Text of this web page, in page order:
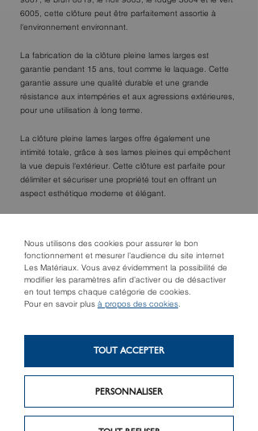
Nous utilisons des cookies pour assurer le bon
fonctionnement et mesurer l’audience du site internet
Les Matériaux. Vous avez évidemment la possibilité de
modifier les paramètres afin d’activer ou de désactiver
en tout temps chaque catégorie de cookies.
Pour en savoir plus à propos des cookies.
PERSONNALISER
TOUT ACCEPTER
6005, cette clôture peut être parfaitement assortie à
l'environnement environnant.
La fabrication de la clôture pleine lames larges est
garantie pendant 15 ans, tout comme le laquage. Cette
garantie assure une qualité durable et une grande
résistance aux intempéries et aux agressions extérieures,
pour une utilisation à long terme.
La clôture pleine lames larges offre également une
intimité totale, grâce à ses lames pleines qui empêchent
la vue depuis l'extérieur. Cette clôture est parfaite pour
délimiter et sécuriser une propriété tout en offrant un
aspect esthétique moderne et élégant.
TROUVER UN MAGASIN